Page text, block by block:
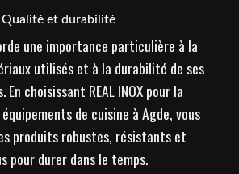
Qualité et durabilité
une importance particulière à la
utilisés et à la durabilité de ses
En choisissant REAL INOX pour la
de cuisine à Agde, vous
produits robustes, résistants et
pour durer dans le temps.